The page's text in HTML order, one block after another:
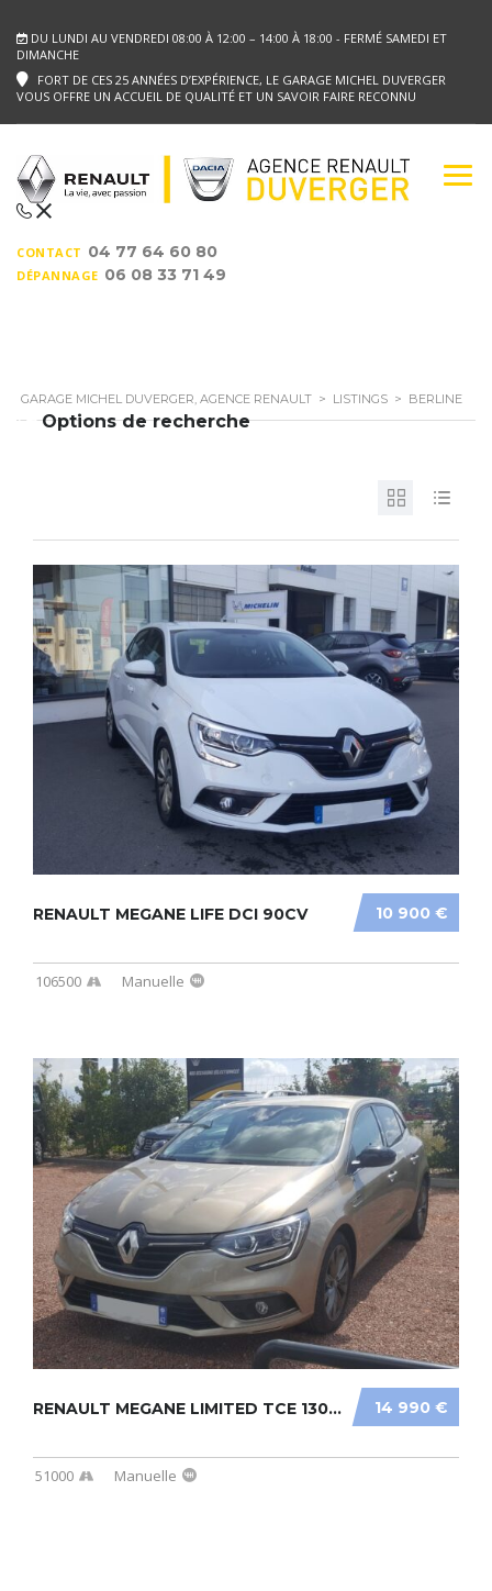
DU LUNDI AU VENDREDI 08:00 À 12:00 – 14:00 À 18:00 - FERMÉ SAMEDI ET
DIMANCHE
FORT DE CES 25 ANNÉES D’EXPÉRIENCE, LE GARAGE MICHEL DUVERGER
VOUS OFFRE UN ACCUEIL DE QUALITÉ ET UN SAVOIR FAIRE RECONNU
CONTACT 04 77 64 60 80
DÉPANNAGE 06 08 33 71 49
GARAGE MICHEL DUVERGER, AGENCE RENAULT > LISTINGS > BERLINE
Options de recherche
10 900 €
RENAULT MEGANE LIFE DCI 90CV
106500 Manuelle
14 990 €
RENAULT MEGANE LIMITED TCE 130CV
51000 Manuelle